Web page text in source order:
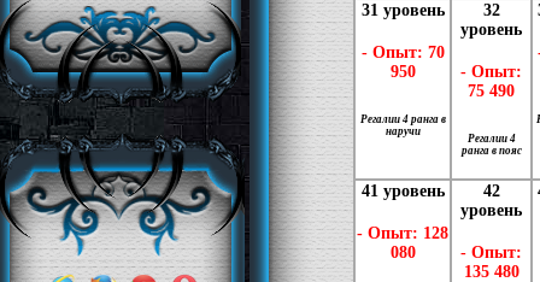
31 уровень
- Опыт: 70
950
Регалии 4 ранга в
наручи
32
уровень
- Опыт:
75 490
Регалии 4
ранга в пояс
41 уровень
- Опыт: 128
080
42
уровень
- Опыт:
135 480